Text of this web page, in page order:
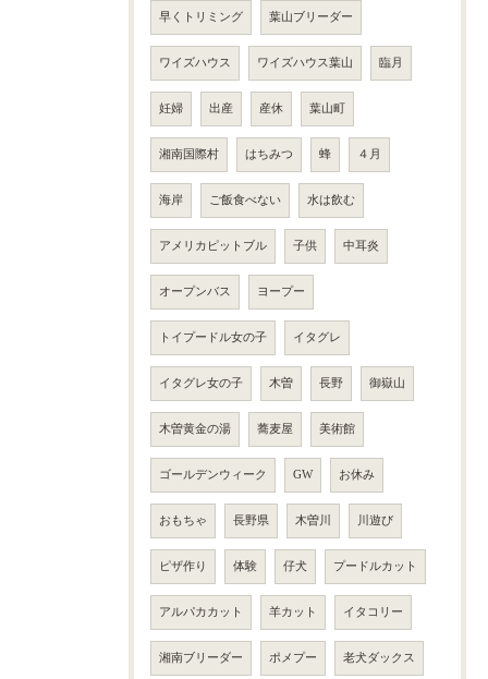
早くトリミング 葉山ブリーダー
ワイズハウス ワイズハウス葉山 臨月
妊婦 出産 産休 葉山町
湘南国際村 はちみつ 蜂 ４月
海岸 ご飯食べない 水は飲む
アメリカピットブル 子供 中耳炎
オープンバス ヨープー
トイプードル女の子 イタグレ
イタグレ女の子 木曽 長野 御嶽山
木曽黄金の湯 蕎麦屋 美術館
ゴールデンウィーク GW お休み
おもちゃ 長野県 木曽川 川遊び
ピザ作り 体験 仔犬 プードルカット
アルパカカット 羊カット イタコリー
湘南ブリーダー ポメプー 老犬ダックス